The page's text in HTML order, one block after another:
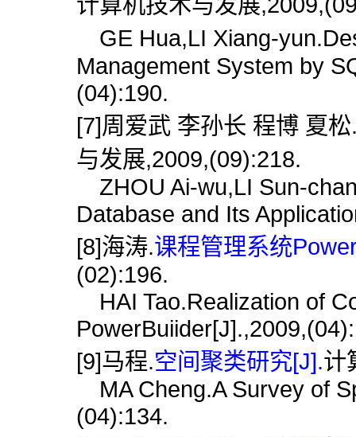
GE Hua,LI Xiang-
Management System by
(04):190.
[7]周爱武 李孙长 程博 夏松
与发展,2009,(09):218.
ZHOU Ai-wu,LI Sun-
Database and Its
[8]海涛.课程管理系统
(02):196.
HAI Tao.Realization of
[9]马程.空间聚类研究[J].计
MA Cheng.A Survey of
(04):134.